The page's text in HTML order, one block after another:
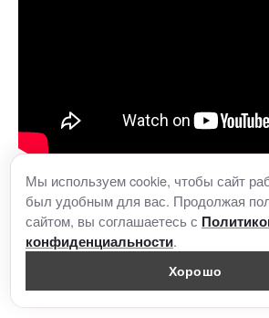
«Антитела»
США, боевик, триллер, 16+
Мы используем cookie, чтобы сайт
был удобным для вас. Продолжая
сайтом, вы соглашаетесь с
конфиденциальности.
Хорошо